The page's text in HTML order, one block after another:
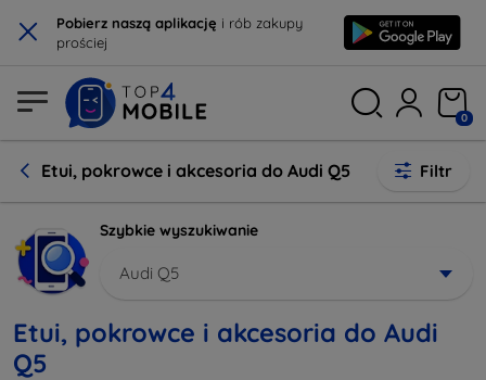
× Pobierz naszą aplikację i rób zakupy
prościej
0
Etui, pokrowce i akcesoria do Audi Q5 Filtr
Szybkie wyszukiwanie
Audi Q5
Etui, pokrowce i akcesoria do Audi
Q5